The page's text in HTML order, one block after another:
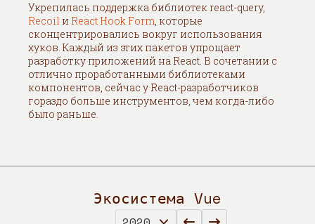
Укрепилась поддержка библиотек react-query,
Recoil и React Hook Form, которые
сконцентрировались вокруг использования
хуков. Каждый из этих пакетов упрощает
разработку приложений на React. В сочетании с
отлично проработанными библиотеками
компонентов, сейчас у React-разработчиков
гораздо больше инструментов, чем когда-либо
было раньше.
Экосистема Vue